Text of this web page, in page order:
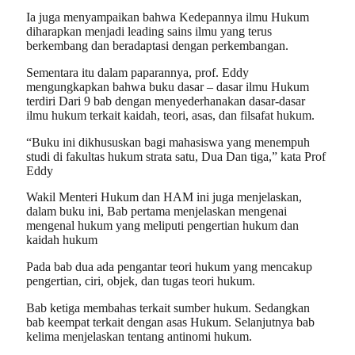
Ia juga menyampaikan bahwa Kedepannya ilmu Hukum
diharapkan menjadi leading sains ilmu yang terus
berkembang dan beradaptasi dengan perkembangan.
Sementara itu dalam paparannya, prof. Eddy
mengungkapkan bahwa buku dasar – dasar ilmu Hukum
terdiri Dari 9 bab dengan menyederhanakan dasar-dasar
ilmu hukum terkait kaidah, teori, asas, dan filsafat hukum.
“Buku ini dikhususkan bagi mahasiswa yang menempuh
studi di fakultas hukum strata satu, Dua Dan tiga,” kata Prof
Eddy
Wakil Menteri Hukum dan HAM ini juga menjelaskan,
dalam buku ini, Bab pertama menjelaskan mengenai
mengenal hukum yang meliputi pengertian hukum dan
kaidah hukum
Pada bab dua ada pengantar teori hukum yang mencakup
pengertian, ciri, objek, dan tugas teori hukum.
Bab ketiga membahas terkait sumber hukum. Sedangkan
bab keempat terkait dengan asas Hukum. Selanjutnya bab
kelima menjelaskan tentang antinomi hukum.